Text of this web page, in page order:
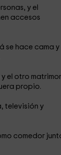
y el
accesos
se hace cama y
el otro
propio.
televisión y
comedor